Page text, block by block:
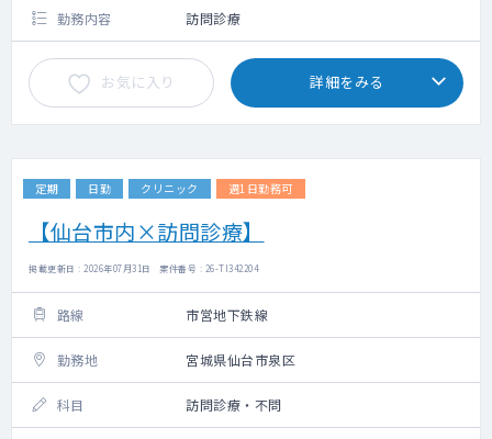
勤務内容 訪問診療
お気に入り 詳細をみる
定期 日勤 クリニック 週1日勤務可
【仙台市内×訪問診療】
掲載更新日 : 2026年07月31日 案件番号 : 26-TI342204
路線 市営地下鉄線
勤務地 宮城県仙台市泉区
科目 訪問診療・不問